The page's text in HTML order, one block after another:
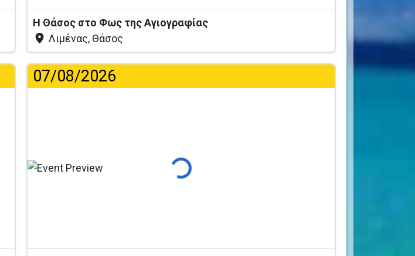
Η Θάσος στο Φως της Αγιογραφίας
Λιμένας, Θάσος
07/08/2026
Φόρτωση...